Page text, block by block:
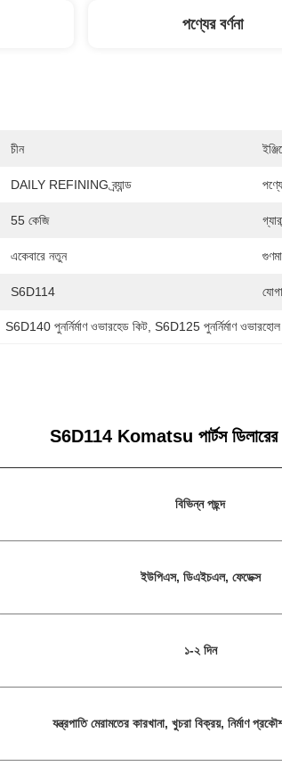
পণ্যের বর্ণনা
চীন
DAILY REFINING ব্র্যান্ড
55 কেজি
একেবারে নতুন
S6D114
S6D140 পুনর্নির্মাণ ওভারহেড কিট , S6D125 পুনর্নির্মাণ
S6D114 Komatsu পার্টস ডিলারের
বিভিন্ন পছন্দ
ইউপিএস, ডিএইচএল, ফেডেক্স
১-২ দিন
যন্ত্রপাতি মেরামতের কারখানা, খুচরা বিক্রয়, নির্মাণ